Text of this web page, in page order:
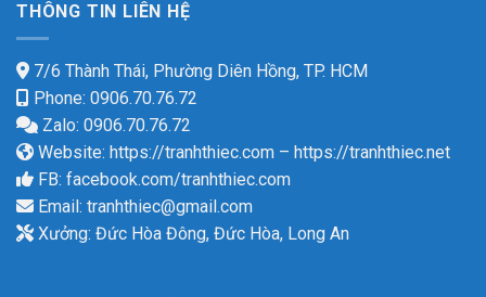
THÔNG TIN LIÊN HỆ
7/6 Thành Thái, Phường Diên Hồng, TP. HCM
Phone: 0906.70.76.72
Zalo: 0906.70.76.72
Website: https://tranhthiec.com – https://tranhthiec.net
FB: facebook.com/tranhthiec.com
Email: tranhthiec@gmail.com
Xưởng: Đức Hòa Đông, Đức Hòa, Long An